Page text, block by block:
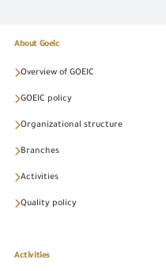
About Goeic
Overview of GOEIC
GOEIC policy
Organizational structure
Branches
Activities
Quality policy
Activities